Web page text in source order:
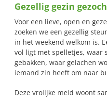
naar:
Gezellig gezin
Voor een lieve, open en
zoeken we een gezellig
in het weekend welkom is.
vol ligt met spelletjes, waar
gebakken, waar gelachen
iemand zin heeft om naar
Deze vrolijke meid woont